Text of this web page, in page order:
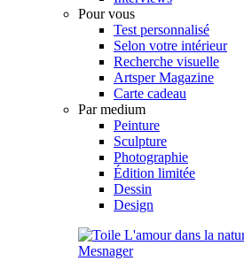
Pour vous
Test personnalisé
Selon votre intérieur
Recherche visuelle
Artsper Magazine
Carte cadeau
Par medium
Peinture
Sculpture
Photographie
Édition limitée
Dessin
Design